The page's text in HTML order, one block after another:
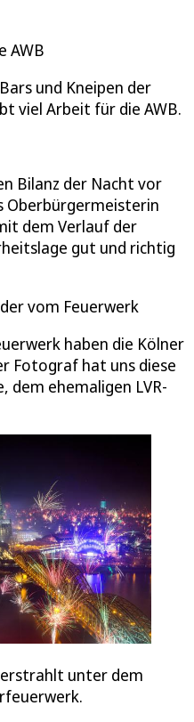
AWB
und Kneipen der
viel Arbeit für die AWB.
Bilanz der Nacht vor
Oberbürgermeisterin
dem Verlauf der
gut und richtig
vom Feuerwerk
haben die Kölner
Fotograf hat uns diese
dem ehemaligen LVR-
unter dem